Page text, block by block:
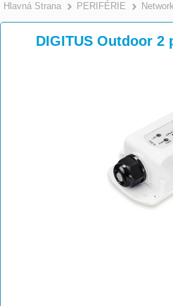
Hlavná Strana >
PERIFÉRIE
DIGITUS Outdoor 2